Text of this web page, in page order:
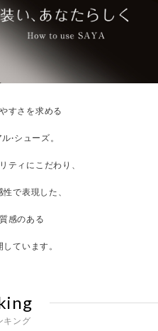
すさを求める
·シューズ。
ティにこだわり、
で表現した、
感のある
ています。
キング